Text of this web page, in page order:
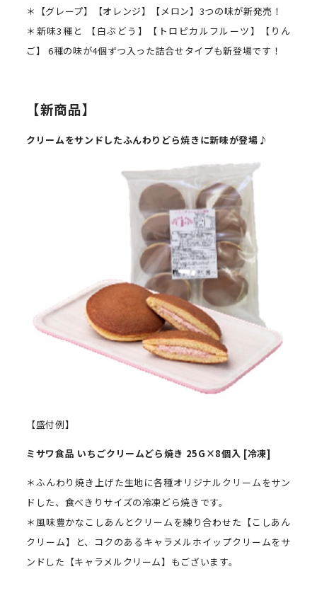
＊【グレープ】【オレンジ】【メロン】3つの味が新発売！
＊新味3種と 【白ぶどう】【トロピカルフルーツ】【りん
ご】 6種の味が4個ずつ入った詰合せタイプも新登場です！
【新商品】
クリームをサンドしたふんわりどら焼きに新味が登場♪
【盛付例】
ミサワ食品 いちごクリームどら焼き 25G ×8個入 [冷凍]
＊ふんわり焼き上げた生地に各種オリジナルクリームをサン
ドした、食べきりサイズの冷凍どら焼きです。
＊風味豊かなこしあんとクリームを練り合わせた【こしあん
クリーム】と、コクのあるキャラメルホイップクリームをサ
ンドした【キャラメルクリーム】もございます。